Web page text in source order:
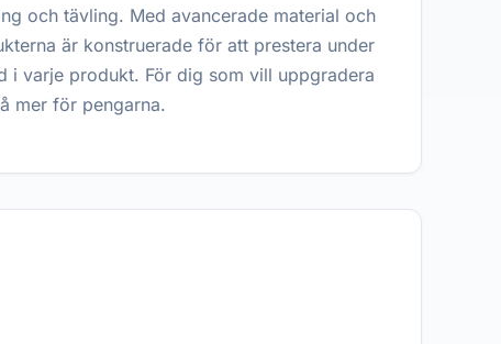
och tävling. Med avancerade material och
är konstruerade för att prestera under
i varje produkt. För dig som vill uppgradera
mer för pengarna.